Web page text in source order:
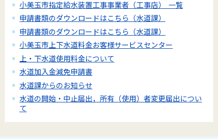
小美玉市指定給水装置工事事業者（工事店） 一覧
申請書類のダウンロードはこちら（水道課）
申請書類のダウンロードはこちら（水道課）
小美玉市上下水道料金お客様サービスセンター
上・下水道使用料金について
水道加入金減免申請書
水道課からのお知らせ
水道の開始・中止届出，所有（使用）者変更届出につい
て